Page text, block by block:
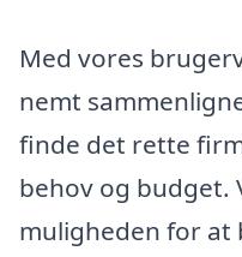
Med vores
nemt
finde det rette
behov og budget.
muligheden for at